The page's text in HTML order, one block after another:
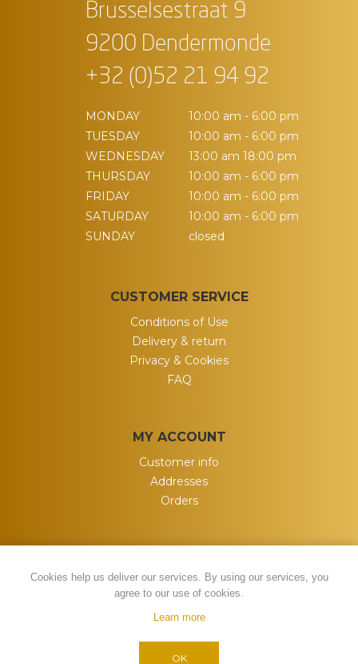
Brusselsestraat 9
9200 Dendermonde
+32 (0)52 21 94 92
MONDAY
10:00 am - 6:00 pm
TUESDAY
10:00 am - 6:00 pm
WEDNESDAY
13:00 am 18:00 pm
THURSDAY
10:00 am - 6:00 pm
FRIDAY
10:00 am - 6:00 pm
SATURDAY
10:00 am - 6:00 pm
SUNDAY
closed
CUSTOMER SERVICE
Conditions of Use
Delivery & return
Privacy & Cookies
FAQ
MY ACCOUNT
Customer info
Addresses
Orders
Copyright © 2026 My Wish. All rights
Cookies help us deliver our services. By using our services, you
agree to our use of cookies.
Learn more
OK